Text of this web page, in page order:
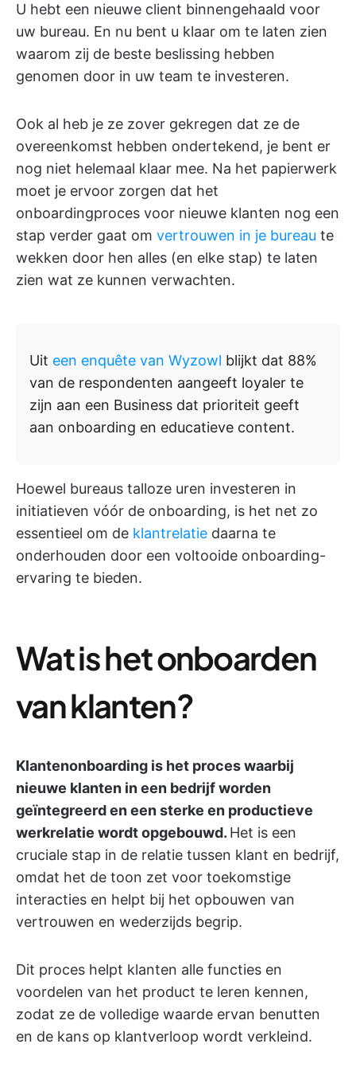
U hebt een nieuwe client binnengehaald voor
uw bureau. En nu bent u klaar om te laten zien
waarom zij de beste beslissing hebben
genomen door in uw team te investeren.
Ook al heb je ze zover gekregen dat ze de
overeenkomst hebben ondertekend, je bent er
nog niet helemaal klaar mee. Na het papierwerk
moet je ervoor zorgen dat het
onboardingproces voor nieuwe klanten nog een
stap verder gaat om vertrouwen in je bureau te
wekken door hen alles (en elke stap) te laten
zien wat ze kunnen verwachten.
Uit een enquête van Wyzowl blijkt dat 88%
van de respondenten aangeeft loyaler te
zijn aan een Business dat prioriteit geeft
aan onboarding en educatieve content.
Hoewel bureaus talloze uren investeren in
initiatieven vóór de onboarding, is het net zo
essentieel om de klantrelatie daarna te
onderhouden door een voltooide onboarding-
ervaring te bieden.
Wat is het onboarden
van klanten?
Klantenonboarding is het proces waarbij
nieuwe klanten in een bedrijf worden
geïntegreerd en een sterke en productieve
werkrelatie wordt opgebouwd. Het is een
cruciale stap in de relatie tussen klant en bedrijf,
omdat het de toon zet voor toekomstige
interacties en helpt bij het opbouwen van
vertrouwen en wederzijds begrip.
Dit proces helpt klanten alle functies en
voordelen van het product te leren kennen,
zodat ze de volledige waarde ervan benutten
en de kans op klantverloop wordt verkleind.